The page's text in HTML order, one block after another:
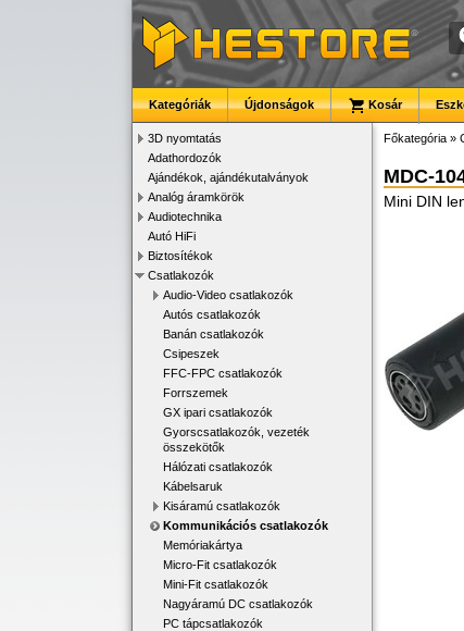
Kategóriák Újdonságok Kosár
3D nyomtatás
Adathordozók
Ajándékok, ajándékutalványok
Analóg áramkörök
Audiotechnika
Autó HiFi
Biztosítékok
Csatlakozók
Audio-Video csatlakozók
Autós csatlakozók
Banán csatlakozók
Csipeszek
FFC-FPC csatlakozók
Forrszemek
GX ipari csatlakozók
Gyorscsatlakozók, vezeték
összekötők
Hálózati csatlakozók
Kábelsaruk
Kisáramú csatlakozók
Kommunikációs csatlakozók
Memóriakártya
Micro-Fit csatlakozók
Mini-Fit csatlakozók
Nagyáramú DC csatlakozók
PC tápcsatlakozók
Főkategória »
MDC-
Mini DIN